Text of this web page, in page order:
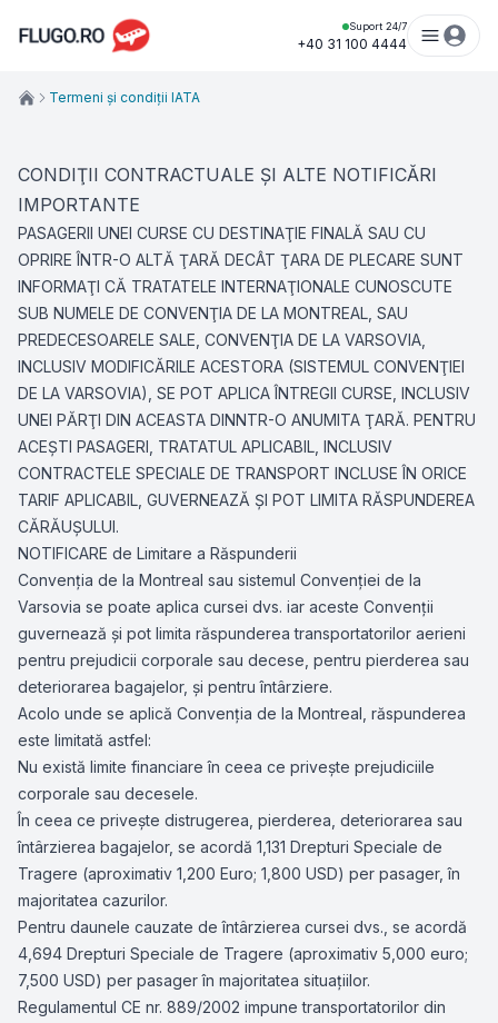
Suport 24/7
+40 31 100 4444
Termeni și condiții IATA
CONDIŢII CONTRACTUALE ŞI ALTE NOTIFICĂRI
IMPORTANTE
PASAGERII UNEI CURSE CU DESTINAŢIE FINALĂ SAU CU
OPRIRE ÎNTR-O ALTĂ ŢARĂ DECÂT ŢARA DE PLECARE SUNT
INFORMAŢI CĂ TRATATELE INTERNAŢIONALE CUNOSCUTE
SUB NUMELE DE CONVENŢIA DE LA MONTREAL, SAU
PREDECESOARELE SALE, CONVENŢIA DE LA VARSOVIA,
INCLUSIV MODIFICĂRILE ACESTORA (SISTEMUL CONVENŢIEI
DE LA VARSOVIA), SE POT APLICA ÎNTREGII CURSE, INCLUSIV
UNEI PĂRŢI DIN ACEASTA DINNTR-O ANUMITA ŢARĂ. PENTRU
ACEŞTI PASAGERI, TRATATUL APLICABIL, INCLUSIV
CONTRACTELE SPECIALE DE TRANSPORT INCLUSE ÎN ORICE
TARIF APLICABIL, GUVERNEAZĂ ŞI POT LIMITA RĂSPUNDEREA
CĂRĂUŞULUI.
NOTIFICARE de Limitare a Răspunderii
Convenţia de la Montreal sau sistemul Convenţiei de la
Varsovia se poate aplica cursei dvs. iar aceste Convenţii
guvernează şi pot limita răspunderea transportatorilor aerieni
pentru prejudicii corporale sau decese, pentru pierderea sau
deteriorarea bagajelor, şi pentru întârziere.
Acolo unde se aplică Convenţia de la Montreal, răspunderea
este limitată astfel:
Nu există limite financiare în ceea ce priveşte prejudiciile
corporale sau decesele.
În ceea ce priveşte distrugerea, pierderea, deteriorarea sau
întârzierea bagajelor, se acordă 1,131 Drepturi Speciale de
Tragere (aproximativ 1,200 Euro; 1,800 USD) per pasager, în
majoritatea cazurilor.
Pentru daunele cauzate de întârzierea cursei dvs., se acordă
4,694 Drepturi Speciale de Tragere (aproximativ 5,000 euro;
7,500 USD) per pasager în majoritatea situaţiilor.
Regulamentul CE nr. 889/2002 impune transportatorilor din